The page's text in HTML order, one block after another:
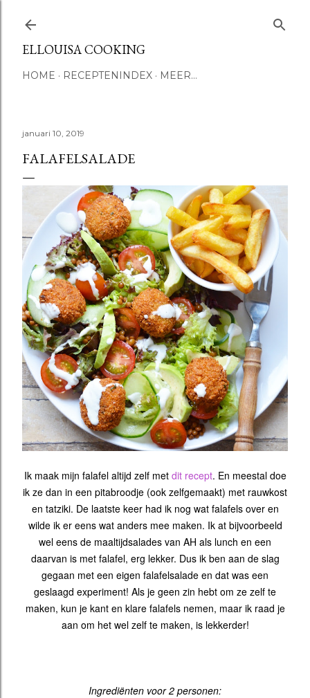
ELLOUISA COOKING
HOME RECEPTENINDEX MEER…
januari 10, 2019
FALAFELSALADE
Ik maak mijn falafel altijd zelf met dit recept. En meestal doe
ik ze dan in een pitabroodje (ook zelfgemaakt) met rauwkost
en tatziki. De laatste keer had ik nog wat falafels over en
wilde ik er eens wat anders mee maken. Ik at bijvoorbeeld
wel eens de maaltijdsalades van AH als lunch en een
daarvan is met falafel, erg lekker. Dus ik ben aan de slag
gegaan met een eigen falafelsalade en dat was een
geslaagd experiment! Als je geen zin hebt om ze zelf te
maken, kun je kant en klare falafels nemen, maar ik raad je
aan om het wel zelf te maken, is lekkerder!
Ingrediënten voor 2 personen: